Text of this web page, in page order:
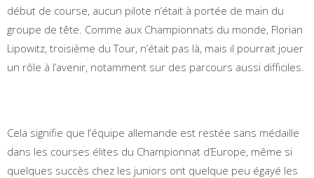
début de course, aucun pilote n’était à portée de main du
groupe de tête. Comme aux Championnats du monde, Florian
Lipowitz, troisième du Tour, n’était pas là, mais il pourrait jouer
un rôle à l’avenir, notamment sur des parcours aussi difficiles.
Cela signifie que l’équipe allemande est restée sans médaille
dans les courses élites du Championnat d’Europe, même si
quelques succès chez les juniors ont quelque peu égayé les